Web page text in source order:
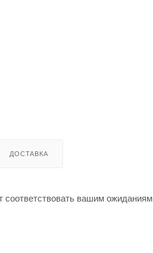
ДОСТАВКА
соответствовать вашим ожиданиям